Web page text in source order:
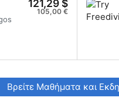
121,29 $
105,00 €
Βρείτε Μαθήματα και